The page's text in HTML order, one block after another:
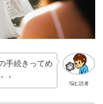
悩む読者
手続きってめ
・